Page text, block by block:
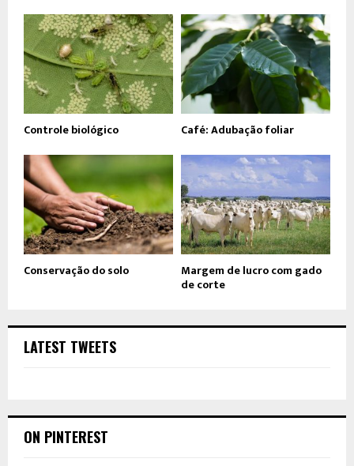
Controle biológico Café: Adubação foliar
Conservação do solo Margem de lucro com gado
de corte
LATEST TWEETS
ON PINTEREST